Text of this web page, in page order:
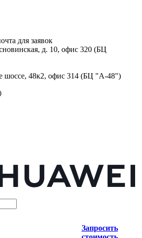
для заявок
д. 10, офис 320 (БЦ
шоссе, 48к2, офис 314 (БЦ "А-48")
Запросить